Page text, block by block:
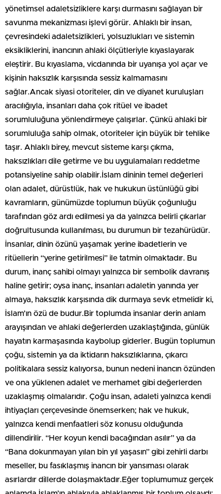
yönetimsel adaletsizliklere karşı durmasını sağlayan bir
savunma mekanizması işlevi görür. Ahlaklı bir insan,
çevresindeki adaletsizlikleri, yolsuzlukları ve sistemin
eksikliklerini, inancının ahlaki ölçütleriyle kıyaslayarak
eleştirir. Bu kıyaslama, vicdanında bir uyanışa yol açar ve
kişinin haksızlık karşısında sessiz kalmamasını
sağlar.Ancak siyasi otoriteler, din ve diyanet kuruluşları
aracılığıyla, insanları daha çok ritüel ve ibadet
sorumluluğuna yönlendirmeye çalışırlar. Çünkü ahlaki bir
sorumluluğa sahip olmak, otoriteler için büyük bir tehlike
taşır. Ahlaklı birey, mevcut sisteme karşı çıkma,
haksızlıkları dile getirme ve bu uygulamaları reddetme
potansiyeline sahip olabilir.İslam dininin temel değerleri
olan adalet, dürüstlük, hak ve hukukun üstünlüğü gibi
kavramların, günümüzde toplumun büyük çoğunluğu
tarafından göz ardı edilmesi ya da yalnızca belirli çıkarlar
doğrultusunda kullanılması, bu durumun bir tezahürüdür.
İnsanlar, dinin özünü yaşamak yerine ibadetlerin ve
ritüellerin “yerine getirilmesi” ile tatmin olmaktadır. Bu
durum, inanç sahibi olmayı yalnızca bir sembolik davranış
haline getirir; oysa inanç, insanları adaletin yanında yer
almaya, haksızlık karşısında dik durmaya sevk etmelidir ki,
İslam’ın özü de budur.Bir toplumda insanlar derin anlam
arayışından ve ahlaki değerlerden uzaklaştığında, günlük
hayatın karmaşasında kaybolup giderler. Bugün toplumun
çoğu, sistemin ya da iktidarın haksızlıklarına, çıkarcı
politikalara sessiz kalıyorsa, bunun nedeni inancın özünden
ve ona yüklenen adalet ve merhamet gibi değerlerden
uzaklaşmış olmalarıdır. Çoğu insan, adaleti yalnızca kendi
ihtiyaçları çerçevesinde önemserken; hak ve hukuk,
yalnızca kendi menfaatleri söz konusu olduğunda
dillendirilir. “Her koyun kendi bacağından asılır” ya da
“Bana dokunmayan yılan bin yıl yaşasın” gibi zehirli darbı
meseller, bu fasıklaşmış inancın bir yansıması olarak
asırlardır dillerde dolaşmaktadır.Eğer toplumumuz gerçek